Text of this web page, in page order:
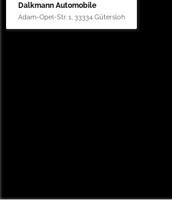
Dalkmann Automobile
Adam-Opel-Str. 1, 33334 Gütersloh